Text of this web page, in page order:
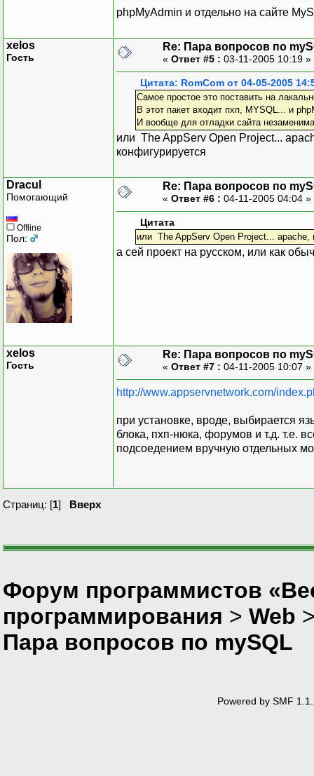
phpMyAdmin и отдельно на сайте
xelos
Гость
Re: Пара вопросов по
« Ответ #5 : 03-11-2005 10:19 »
Цитата: RomCom от 04-05-2005
Самое простое это поставить на
В этот пакет входит пхп, MYSQL... и
И вообще для отладки сайта
или The AppServ Open Project...
конфигурируется
Dracul
Помогающий
Offline
Пол:
Re: Пара вопросов по
« Ответ #6 : 04-11-2005 04:04 »
Цитата
или The AppServ Open Project... apache,
а сей проект на русском, или как
xelos
Гость
Re: Пара вопросов по
« Ответ #7 : 04-11-2005 10:07 »
http://www.appservnetwork.com/
при установке, вроде, выбирается
блока, пхп-нюка, форумов и т.д. т.е.
подсоедением вручную отдельных
Страниц: [1] Вверх
Форум программистов
программирования > Web
Пара вопросов по mySQL
Powered by SMF